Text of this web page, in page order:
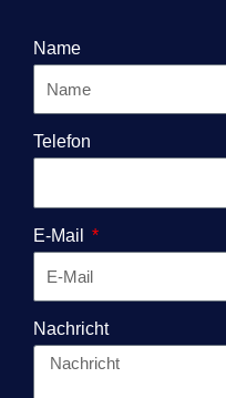
Name
Telefon
E-Mail
Nachricht